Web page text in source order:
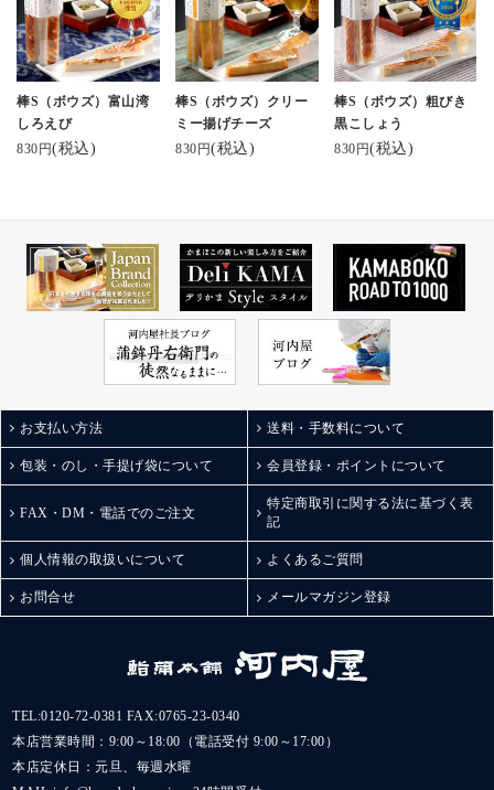
棒S（ボウズ）富山湾
しろえび
830円(税込)
棒S（ボウズ）クリー
ミー揚げチーズ
830円(税込)
棒S（ボウズ）粗びき
黒こしょう
830円(税込)
お支払い方法 送料・手数料について
包装・のし・手提げ袋について 会員登録・ポイントについて
FAX・DM・電話でのご注文
特定商取引に関する法に基づく表
記
個人情報の取扱いについて よくあるご質問
お問合せ メールマガジン登録
TEL:0120-72-0381 FAX:0765-23-0340
本店営業時間：9:00～18:00（電話受付 9:00～17:00）
本店定休日：元旦、毎週水曜